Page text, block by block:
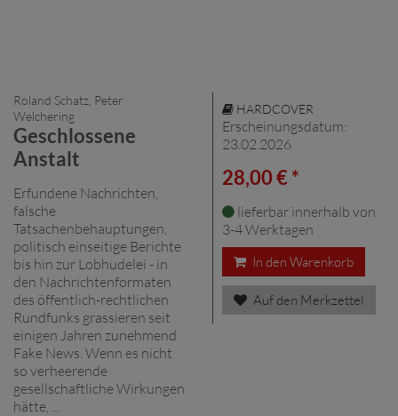
Roland Schatz, Peter
Welchering
Geschlossene
Anstalt
Erfundene Nachrichten,
falsche
Tatsachenbehauptungen,
politisch einseitige Berichte
bis hin zur Lobhudelei - in
den Nachrichtenformaten
des öffentlich-rechtlichen
Rundfunks grassieren seit
einigen Jahren zunehmend
Fake News. Wenn es nicht
so verheerende
gesellschaftliche Wirkungen
hätte, ...
HARDCOVER
Erscheinungsdatum:
23.02.2026
28,00 € *
lieferbar innerhalb von
3-4 Werktagen
In den Warenkorb
Auf den Merkzettel